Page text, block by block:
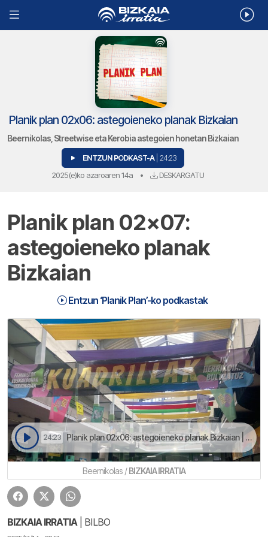
Planik plan 02x06: astegoieneko planak Bizkaian
Beernikolas, Streetwise eta Kerobia astegoien honetan Bizkaian
ENTZUN PODKAST-A | 24:23
2025(e)ko azaroaren 14a • DESKARGATU
Planik plan 02×07:
astegoieneko planak
Bizkaian
Entzun ‘Planik Plan’-ko podkastak
24:23 Planik plan 02x06: astegoieneko planak Bizkaian | Planik Plan
Beernikolas / BIZKAIA IRRATIA
BIZKAIA IRRATIA| BILBO